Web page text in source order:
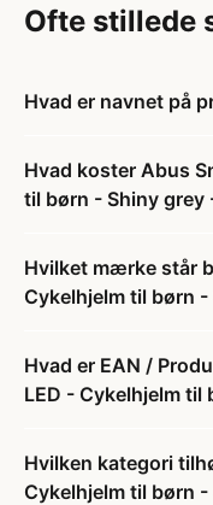
Ofte stillede
Hvad er navnet på
Hvad koster Abus
til børn - Shiny grey
Hvilket mærke står
Cykelhjelm til børn -
Hvad er EAN /
LED - Cykelhjelm til
Hvilken kategori
Cykelhjelm til børn -